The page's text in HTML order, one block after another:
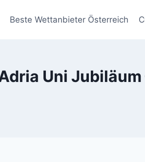
Beste Wettanbieter Österreich
Uni